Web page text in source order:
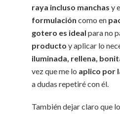
raya incluso manchas y
formulación como en
gotero es ideal para no
producto y aplicar lo
iluminada, rellena,
vez que me lo aplico por
a dudas repetiré con él.
También dejar claro que